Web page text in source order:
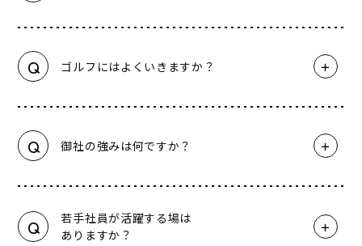
Q ゴルフにはよくいきますか？
Q 御社の強みは何ですか？
Q
若手社員が活躍する場は
ありますか？